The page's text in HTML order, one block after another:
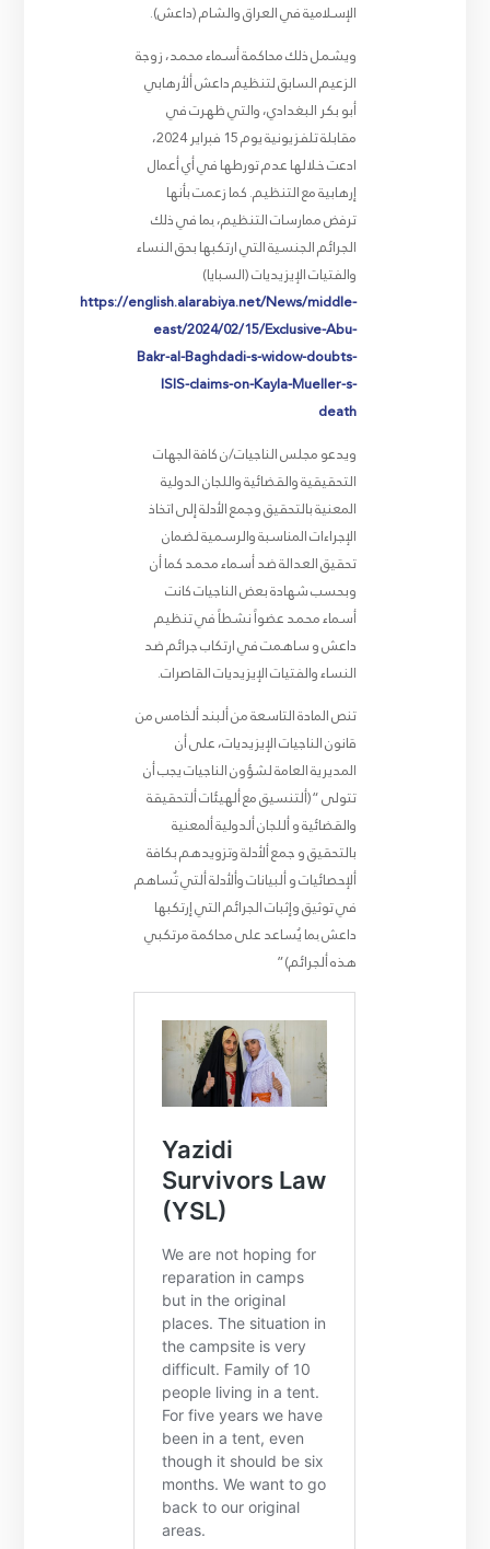
الإسلامية في العراق والشام (داعش).
ويشمل ذلك محاكمة أسماء محمد، زوجة
الزعيم السابق لتنظيم داعش ألأرهابي
أبو بكر البغدادي، والتي ظهرت في
مقابلة تلفزيونية يوم 15 فبراير 2024،
ادعت خلالها عدم تورطها في أي أعمال
إرهابية مع التنظيم. كما زعمت بأنها
ترفض ممارسات التنظيم، بما في ذلك
الجرائم الجنسية التي ارتكبها بحق النساء
والفتيات الإيزيديات (السبايا)
https://english.alarabiya.net/News/middle-
east/2024/02/15/Exclusive-Abu-
Bakr-al-Baghdadi-s-widow-doubts-
ISIS-claims-on-Kayla-Mueller-s-
death
ويدعو مجلس الناجيات/ن كافة الجهات
التحقيقية والقضائية واللجان الدولية
المعنية بالتحقيق وجمع الأدلة إلى اتخاذ
الإجراءات المناسبة والرسمية لضمان
تحقيق العدالة ضد أسماء محمد كما أن
وبحسب شهادة بعض الناجيات كانت
أسماء محمد عضواً نشطاً في تنظيم
داعش و ساهمت في ارتكاب جرائم ضد
النساء والفتيات الإيزيديات القاصرات.
تنص المادة التاسعة من ألبند ألخامس من
قانون الناجيات الإيزيديات، على أن
المديرية العامة لشؤون الناجيات يجب أن
تتولى “(ألتنسيق مع ألهيئات ألتحقيقة
والقضائية و أللجان ألدولية ألمعنية
بالتحقيق و جمع ألأدلة وتزويدهم بكافة
ألإحصائيات و ألبيانات وألأدلة ألتي تٌساهم
في توثيق وإثبات الجرائم التي إرتكبها
داعش بما يُساعد على محاكمة مرتكبي
هذه ألجرائم)”